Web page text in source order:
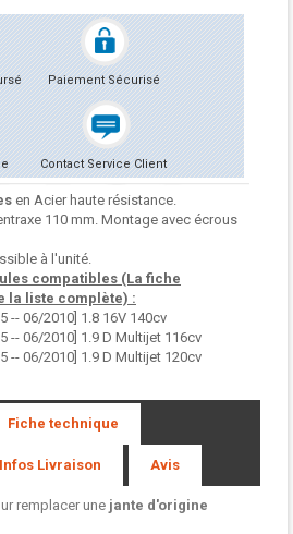
Paiement Sécurisé
Contact Service Client
en Acier haute résistance.
110 mm. Montage avec écrous
à l'unité.
compatibles (La fiche
la liste complète) :
-- 06/2010] 1.8 16V 140cv
-- 06/2010] 1.9 D Multijet 116cv
-- 06/2010] 1.9 D Multijet 120cv
Fiche technique
Infos Livraison Avis
remplacer une jante d'origine